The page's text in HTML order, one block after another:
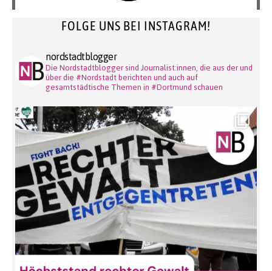
FOLGE UNS BEI INSTAGRAM!
nordstadtblogger
Die Nordstadtblogger sind Journalist:innen, die aus der und
über die #Nordstadt berichten und auch auf
gesamtstädtische Themen in #Dortmund schauen